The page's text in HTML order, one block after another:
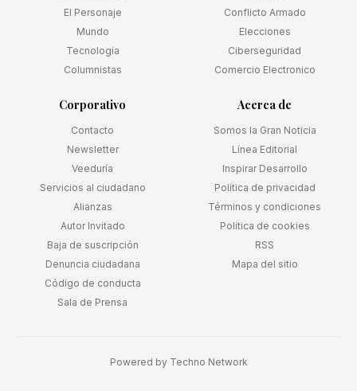
El Personaje
Mundo
Tecnología
Columnistas
Conflicto Armado
Elecciones
Ciberseguridad
Comercio Electronico
Corporativo
Contacto
Newsletter
Veeduría
Servicios al ciudadano
Alianzas
Autor Invitado
Baja de suscripción
Denuncia ciudadana
Código de conducta
Sala de Prensa
Acerca de
Somos la Gran Noticia
Línea Editorial
Inspirar Desarrollo
Política de privacidad
Términos y condiciones
Política de cookies
RSS
Mapa del sitio
Powered by Techno Network